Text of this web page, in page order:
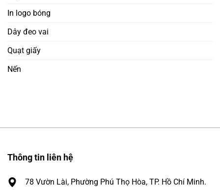
In logo bóng
Dây đeo vai
Quạt giấy
Nến
Thông tin liên hệ
78 Vườn Lài, Phường Phú Thọ Hòa, TP. Hồ Chí Minh.